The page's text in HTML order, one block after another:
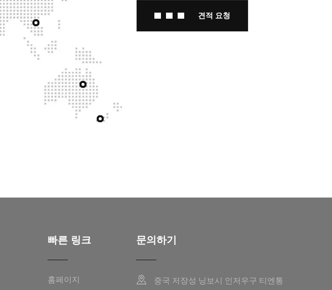
견적 요청
빠른 링크
홈페이지
문의하기
중국 저장성 닝보시 인저우구 티엔통